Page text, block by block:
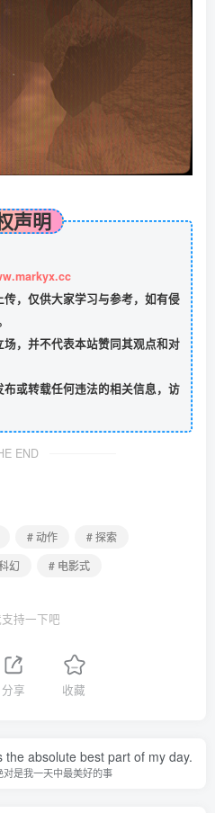
声明
，仅供大家学习与参考，如有侵
，并不代表本站赞同其观点和对
或转载任何违法的相关信息，访
END
# 动作
# 探索
幻 # 电影式
持一下吧
分享 收藏
absolute best part of my day.
是我一天中最美好的事